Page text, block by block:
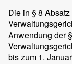
Die in § 8
Anwendung der
bis zum 1.